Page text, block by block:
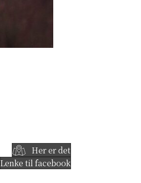
Her er det
Lenke til facebook